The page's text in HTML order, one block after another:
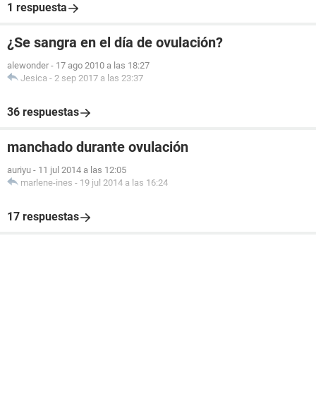
1 respuesta
¿Se sangra en el día de ovulación?
alewonder - 17 ago 2010 a las 18:27
Jesica - 2 sep 2017 a las 23:37
36 respuestas
manchado durante ovulación
auriyu - 11 jul 2014 a las 12:05
marlene-ines - 19 jul 2014 a las 16:24
17 respuestas